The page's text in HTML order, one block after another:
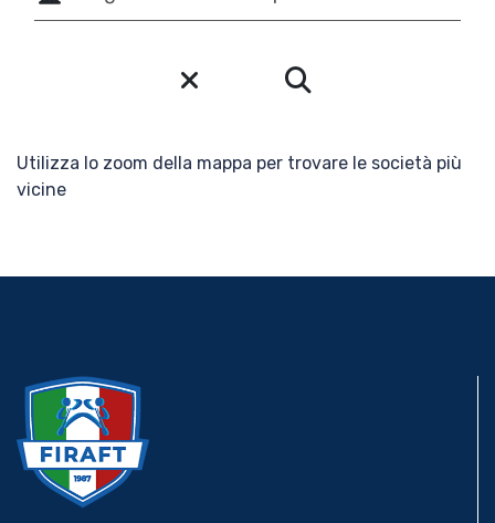
Media
Federazione
Trasparente
Utilizza lo zoom della mappa per trovare le società più
vicine